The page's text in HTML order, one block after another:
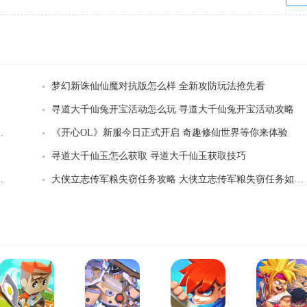
梦幻新诛仙仙魔对抗版怎么样 全新攻防玩法抢先看
寻道大千仙兔开宝活动怎么玩 寻道大千仙兔开宝活动攻略
人掌获得方式 《开心OL》新服今日正式开启 奇趣修仙世界等你来体验
寻道大千仙玉怎么获取 寻道大千仙玉获取技巧
具如何获取 大侠立志传军粮失窃任务攻略 大侠立志传军粮失窃任务如何做